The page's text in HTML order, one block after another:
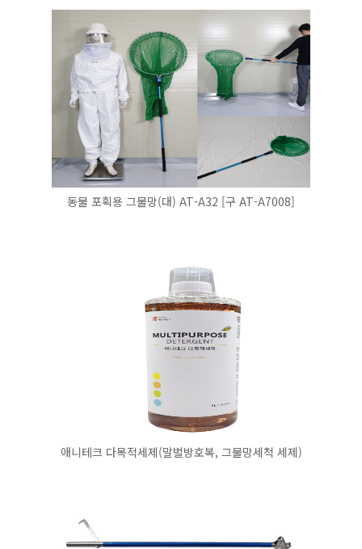
동물 포획용 그물망(대) AT-A32 [구 AT-A7008]
애니테크 다목적세제(말벌방호복, 그물망세척 세제)